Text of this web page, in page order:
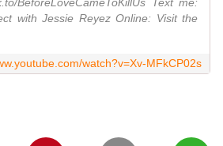
BeforeLoveCameToKillUs Text me:
with Jessie Reyez Online: Visit the
watch?v=Xv-MFkCP02s